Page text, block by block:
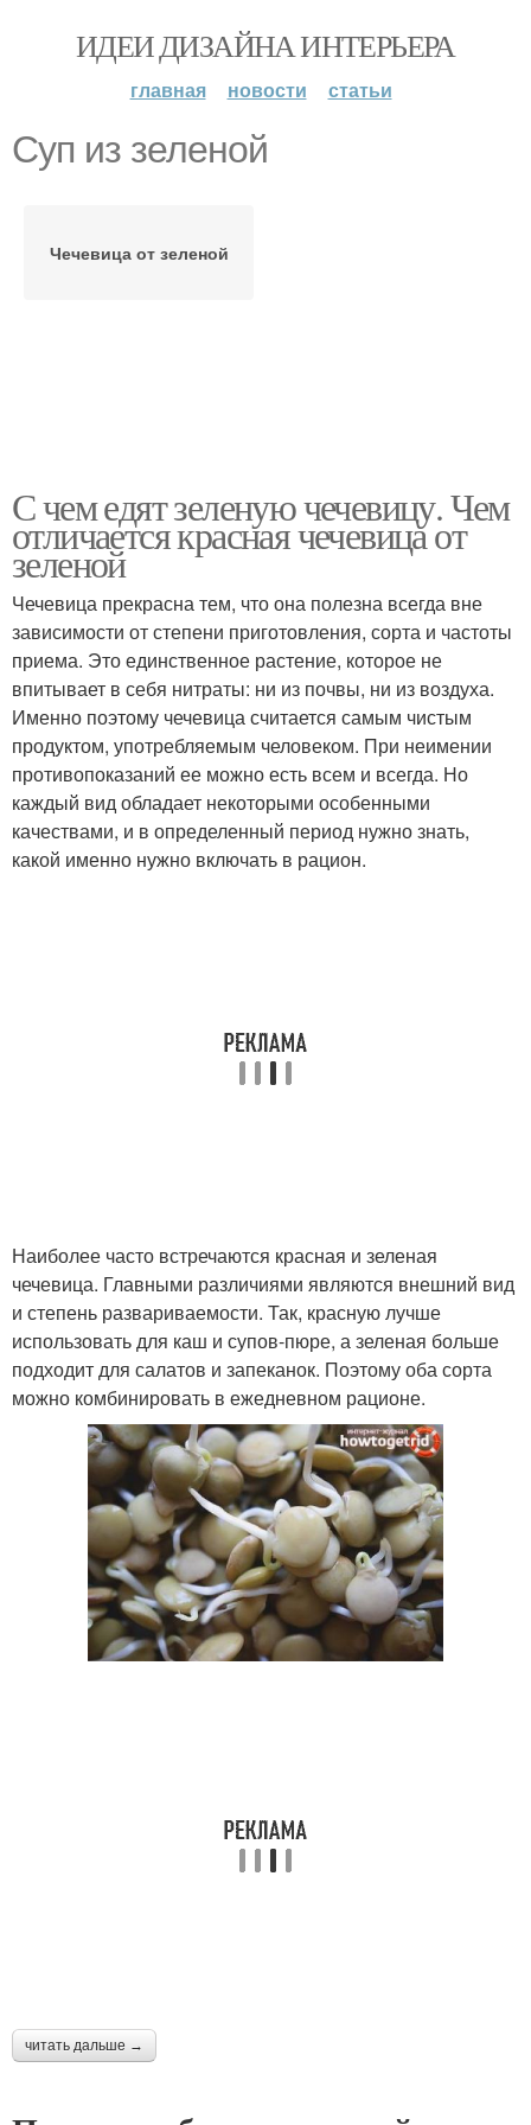
ИДЕИ ДИЗАЙНА ИНТЕРЬЕРА
главная новости статьи
Суп из зеленой
Чечевица от зеленой
С чем едят зеленую чечевицу. Чем
отличается красная чечевица от
зеленой
Чечевица прекрасна тем, что она полезна всегда вне
зависимости от степени приготовления, сорта и частоты
приема. Это единственное растение, которое не
впитывает в себя нитраты: ни из почвы, ни из воздуха.
Именно поэтому чечевица считается самым чистым
продуктом, употребляемым человеком. При неимении
противопоказаний ее можно есть всем и всегда. Но
каждый вид обладает некоторыми особенными
качествами, и в определенный период нужно знать,
какой именно нужно включать в рацион.
Наиболее часто встречаются красная и зеленая
чечевица. Главными различиями являются внешний вид
и степень развариваемости. Так, красную лучше
использовать для каш и супов-пюре, а зеленая больше
подходит для салатов и запеканок. Поэтому оба сорта
можно комбинировать в ежедневном рационе.
читать дальше →